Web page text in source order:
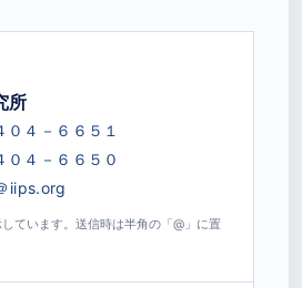
所
ています。送信時は半角の「@」に置